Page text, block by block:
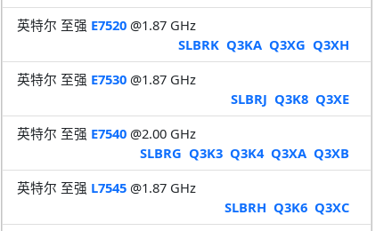
英特尔 至强 E7520@1.87 GHz
SLBRK Q3KA Q3XG Q3XH
英特尔 至强 E7530@1.87 GHz
SLBRJ Q3K8 Q3XE
英特尔 至强 E7540@2.00 GHz
SLBRG Q3K3 Q3K4 Q3XA Q3XB
英特尔 至强 L7545@1.87 GHz
SLBRH Q3K6 Q3XC